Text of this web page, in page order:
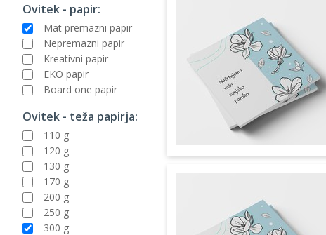
Ovitek - papir:
Mat premazni papir
Nepremazni papir
Kreativni papir
EKO papir
Board one papir
Ovitek - teža papirja:
110 g
120 g
130 g
170 g
200 g
250 g
300 g